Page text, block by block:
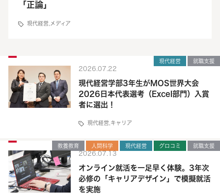
「正論」
現代経営 メディア
現代経営 就職支援
2026.07.22
現代経営学部3年生がMOS世界大会
2026日本代表選考（Excel部門）入賞
者に選出！
現代経営 キャリア
教養教育 人間科学 現代経営 グロコミ 就職支援
2026.07.13
オンライン就活を一足早く体験。3年次
必修の「キャリアデザイン」で模擬就活
を実施